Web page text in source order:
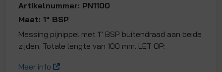
Artikelnummer: PN1100
Maat: 1" BSP
Messing pijnippel met 1" BSP buitendraad aan beide
zijden. Totale lengte van 100 mm. LET OP:
Meer info